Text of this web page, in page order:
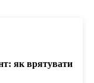
як врятувати